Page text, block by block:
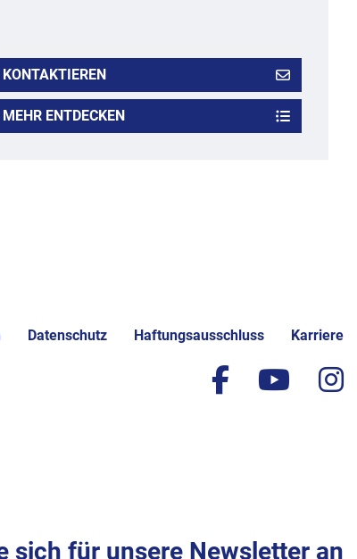
KONTAKTIEREN
MEHR ENTDECKEN
Datenschutz Haftungsausschluss Karriere
facebook
sich für unsere Newsletter an